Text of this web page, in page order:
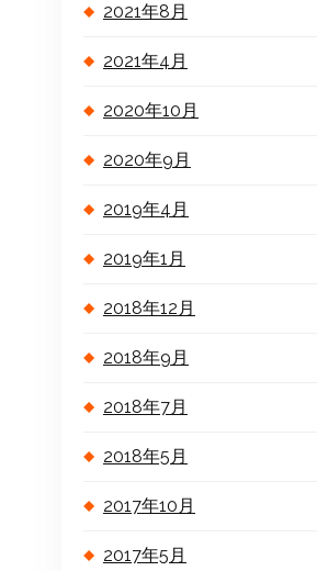
2021年8月
2021年4月
2020年10月
2020年9月
2019年4月
2019年1月
2018年12月
2018年9月
2018年7月
2018年5月
2017年10月
2017年5月